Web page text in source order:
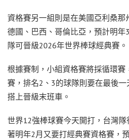
資格賽另一組則是在美國亞利桑那
德國、巴西、哥倫比亞，預計明年
隊可晉級2026年世界棒球經典賽。
根據賽制，小組資格賽將採循環賽
賽，排名2、3的球隊則要在最後
搭上晉級末班車。
世界12強棒球賽今天開打，台灣
著明年2月又要打經典賽資格賽，